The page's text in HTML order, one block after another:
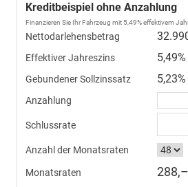
Kreditbeispiel ohne Anzahlung
Finanzieren Sie Ihr Fahrzeug mit 5,49% effektivem
Nettodarlehensbetrag
Effektiver Jahreszins 5,49%
Gebundener Sollzinssatz 5,23%
Anzahlung
Schlussrate
Anzahl der Monatsraten
Monatsraten